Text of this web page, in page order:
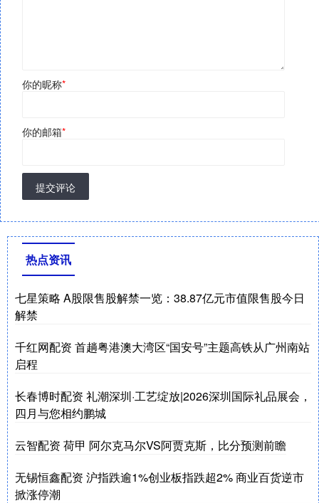
你的昵称*
你的邮箱*
提交评论
热点资讯
七星策略 A股限售股解禁一览：38.87亿元市值限售股今日
解禁
千红网配资 首趟粤港澳大湾区“国安号”主题高铁从广州南站
启程
长春博时配资 礼潮深圳·工艺绽放|2026深圳国际礼品展会，
四月与您相约鹏城
云智配资 荷甲 阿尔克马尔VS阿贾克斯，比分预测前瞻
无锡恒鑫配资 沪指跌逾1%创业板指跌超2% 商业百货逆市
掀涨停潮